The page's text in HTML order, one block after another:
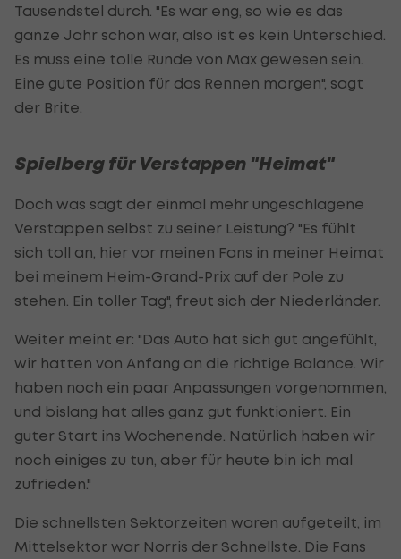
Tausendstel durch. "Es war eng, so wie es das
ganze Jahr schon war, also ist es kein Unterschied.
Es muss eine tolle Runde von Max gewesen sein.
Eine gute Position für das Rennen morgen", sagt
der Brite.
Spielberg für Verstappen "Heimat"
Doch was sagt der einmal mehr ungeschlagene
Verstappen selbst zu seiner Leistung? "Es fühlt
sich toll an, hier vor meinen Fans in meiner Heimat
bei meinem Heim-Grand-Prix auf der Pole zu
stehen. Ein toller Tag", freut sich der Niederländer.
Weiter meint er: "Das Auto hat sich gut angefühlt,
wir hatten von Anfang an die richtige Balance. Wir
haben noch ein paar Anpassungen vorgenommen,
und bislang hat alles ganz gut funktioniert. Ein
guter Start ins Wochenende. Natürlich haben wir
noch einiges zu tun, aber für heute bin ich mal
zufrieden."
Die schnellsten Sektorzeiten waren aufgeteilt, im
Mittelsektor war Norris der Schnellste. Die Fans